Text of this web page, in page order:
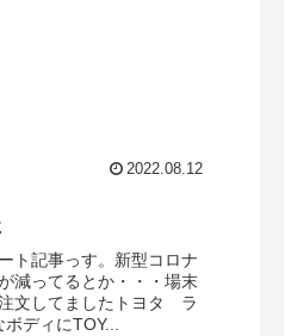
2022.08.12
ト記事っす。新型コロナ
減ってるとか・・・場末
文してましたトヨタ ラ
ディにTOY...